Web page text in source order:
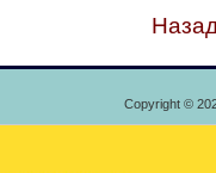
Copyright ©